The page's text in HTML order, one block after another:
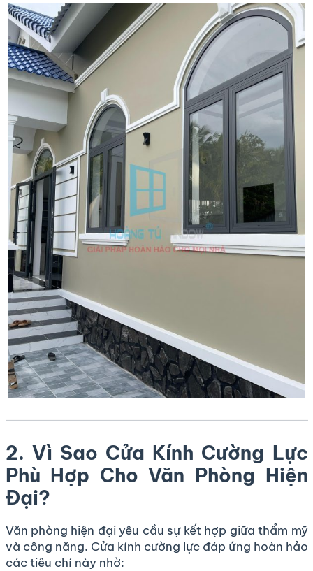
2. Vì Sao Cửa Kính Cường Lực
Phù Hợp Cho Văn Phòng Hiện
Đại?
Văn phòng hiện đại yêu cầu sự kết hợp giữa thẩm mỹ
và công năng. Cửa kính cường lực đáp ứng hoàn hảo
các tiêu chí này nhờ: